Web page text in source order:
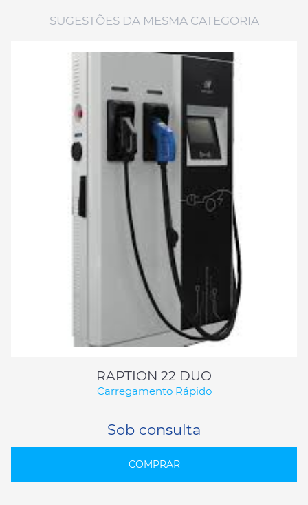
SUGESTÕES DA MESMA CATEGORIA
RAPTION 22 DUO
Carregamento Rápido
Sob consulta
COMPRAR